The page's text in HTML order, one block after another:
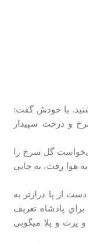
با خودش گفت:
و درخت سپيدار
گل سرخ را
هوا رفت، به جايي
از پا درازتر به
پادشاه تعريف
پرت و پلا میگويی